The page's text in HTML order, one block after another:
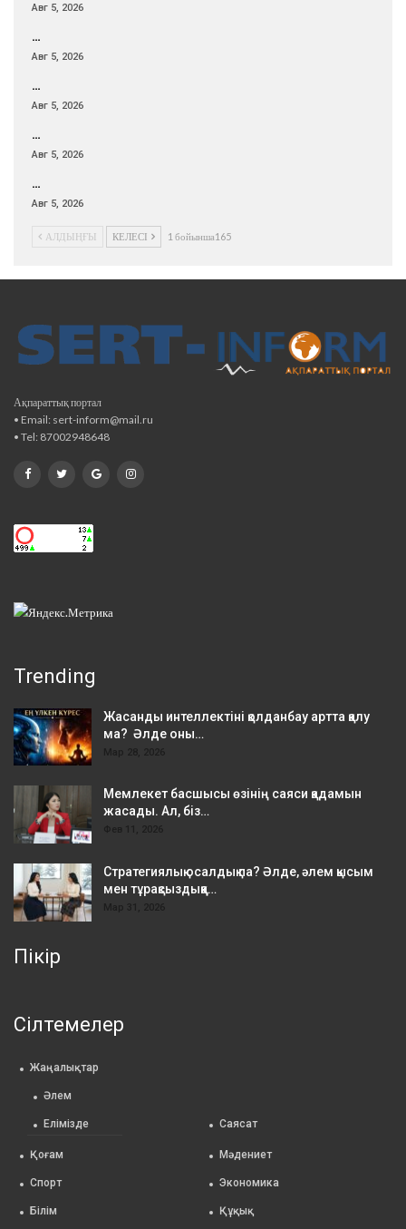
Авг 5, 2026
…
Авг 5, 2026
…
Авг 5, 2026
…
Авг 5, 2026
…
Авг 5, 2026
АЛДЫҢҒЫ КЕЛЕСІ 1 бойынша165
Ақпараттық портал
• Email: sert-inform@mail.ru
• Tel: 87002948648
Trending
Жасанды интеллектіні қолданбау артта қалу
ма? Әлде оны…
Мар 28, 2026
Мемлекет басшысы өзінің саяси қадамын
жасады. Ал, біз…
Фев 11, 2026
Стратегиялық осалдық па? Әлде, әлем қысым
мен тұрақсыздыққа…
Мар 31, 2026
Пікір
Сілтемелер
Жаңалықтар
Әлем
Елімізде Саясат
Қоғам Мәдениет
Спорт Экономика
Білім Құқық